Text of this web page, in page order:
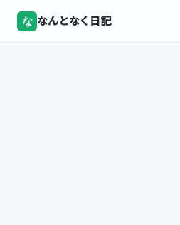
な なんとなく日記